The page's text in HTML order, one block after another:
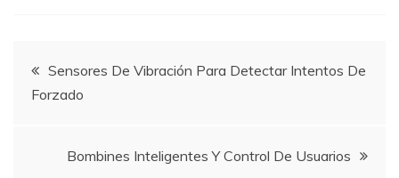
Navegación
de
entradas
Sensores De Vibración Para Detectar Intentos De
Forzado
Bombines Inteligentes Y Control De Usuarios